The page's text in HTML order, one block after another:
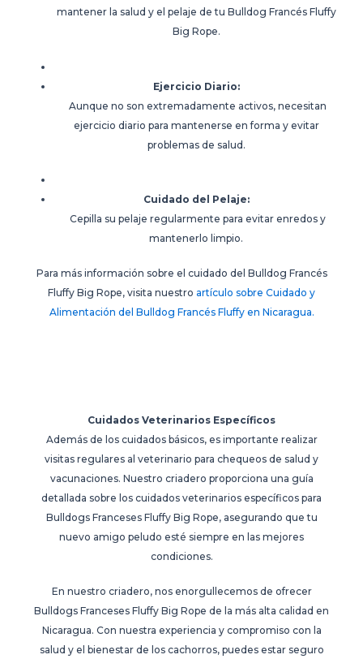
mantener la salud y el pelaje de tu Bulldog Francés Fluffy
Big Rope.
Ejercicio Diario:
Aunque no son extremadamente activos, necesitan
ejercicio diario para mantenerse en forma y evitar
problemas de salud.
Cuidado del Pelaje:
Cepilla su pelaje regularmente para evitar enredos y
mantenerlo limpio.
Para más información sobre el cuidado del Bulldog Francés
Fluffy Big Rope, visita nuestro artículo sobre Cuidado y
Alimentación del Bulldog Francés Fluffy en Nicaragua.
Cuidados Veterinarios Específicos
Además de los cuidados básicos, es importante realizar
visitas regulares al veterinario para chequeos de salud y
vacunaciones. Nuestro criadero proporciona una guía
detallada sobre los cuidados veterinarios específicos para
Bulldogs Franceses Fluffy Big Rope, asegurando que tu
nuevo amigo peludo esté siempre en las mejores
condiciones.
En nuestro criadero, nos enorgullecemos de ofrecer
Bulldogs Franceses Fluffy Big Rope de la más alta calidad en
Nicaragua. Con nuestra experiencia y compromiso con la
salud y el bienestar de los cachorros, puedes estar seguro